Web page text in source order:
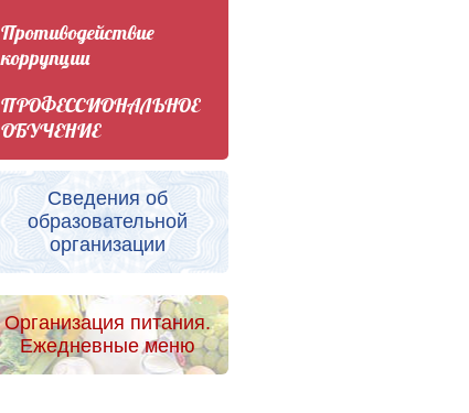
Противодействие
коррупции
ПРОФЕССИОНАЛЬНОЕ
ОБУЧЕНИЕ
Сведения об
образовательной
организации
Организация питания.
Ежедневные меню